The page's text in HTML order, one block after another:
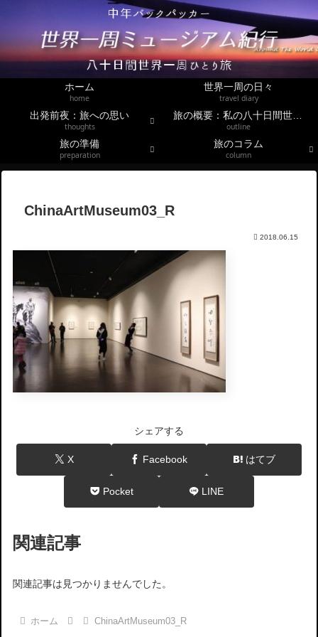
ホーム
home
世界一周の日々
travel diary
出発前夜：旅への思い
thoughts
旅の概要：私の八十日間世界一周
outline
旅の準備
preparation
旅のコラム
column
ChinaArtMuseum03_R
2018.06.15
シェアする
X Facebook はてブ
Pocket LINE
関連記事
関連記事は見つかりませんでした。
ホーム ChinaArtMuseum03_R